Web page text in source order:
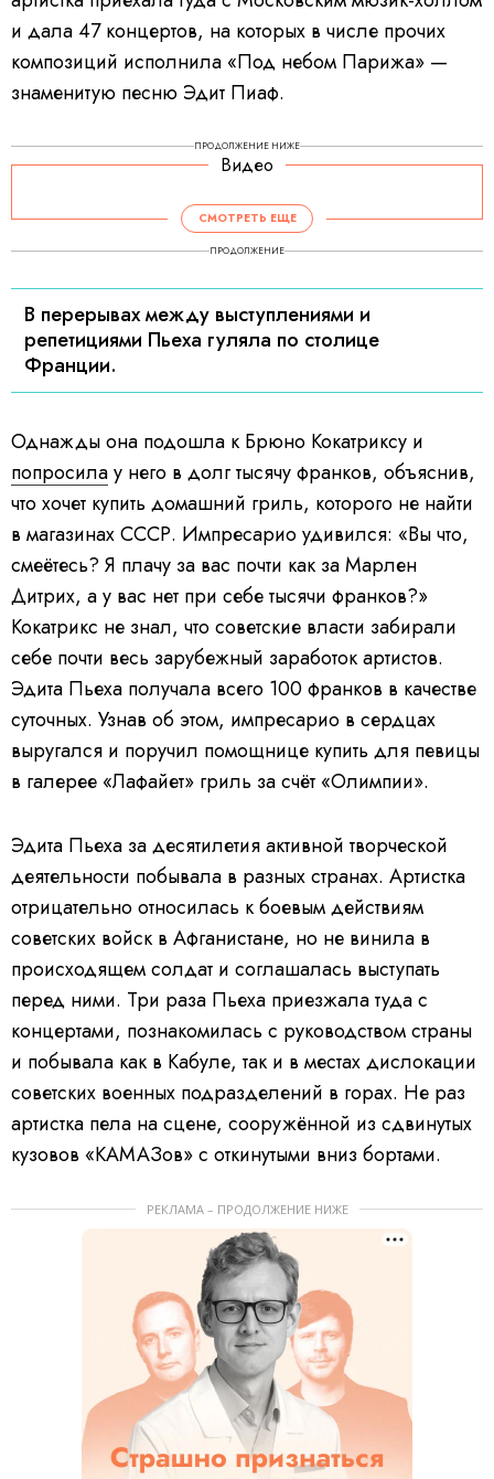
и дала 47 концертов, на которых в числе прочих
композиций исполнила «Под небом Парижа» —
знаменитую песню Эдит Пиаф.
ПРОДОЛЖЕНИЕ НИЖЕ
Видео
СМОТРЕТЬ ЕЩЕ
ПРОДОЛЖЕНИЕ
В перерывах между выступлениями и
репетициями Пьеха гуляла по столице
Франции.
Однажды она подошла к Брюно Кокатриксу и
попросилау него в долг тысячу франков, объяснив,
что хочет купить домашний гриль, которого не найти
в магазинах СССР. Импресарио удивился: «Вы что,
смеётесь? Я плачу за вас почти как за Марлен
Дитрих, а у вас нет при себе тысячи франков?»
Кокатрикс не знал, что советские власти забирали
себе почти весь зарубежный заработок артистов.
Эдита Пьеха получала всего 100 франков в качестве
суточных. Узнав об этом, импресарио в сердцах
выругался и поручил помощнице купить для певицы
в галерее «Лафайет» гриль за счёт «Олимпии».
Эдита Пьеха за десятилетия активной творческой
деятельности побывала в разных странах. Артистка
отрицательно относилась к боевым действиям
советских войск в Афганистане, но не винила в
происходящем солдат и соглашалась выступать
перед ними. Три раза Пьеха приезжала туда с
концертами, познакомилась с руководством страны
и побывала как в Кабуле, так и в местах дислокации
советских военных подразделений в горах. Не раз
артистка пела на сцене, сооружённой из сдвинутых
кузовов «КАМАЗов» с откинутыми вниз бортами.
РЕКЛАМА – ПРОДОЛЖЕНИЕ НИЖЕ